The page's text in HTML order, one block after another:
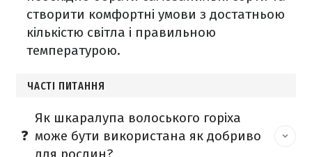
створити комфортні умови з достатньою
кількістю світла і правильною
температурою.
ЧАСТІ ПИТАННЯ
Як шкаралупа волоського горіха
може бути використана як добриво